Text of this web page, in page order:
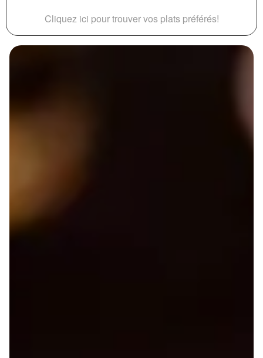
Cliquez ici pour trouver vos plats préférés!